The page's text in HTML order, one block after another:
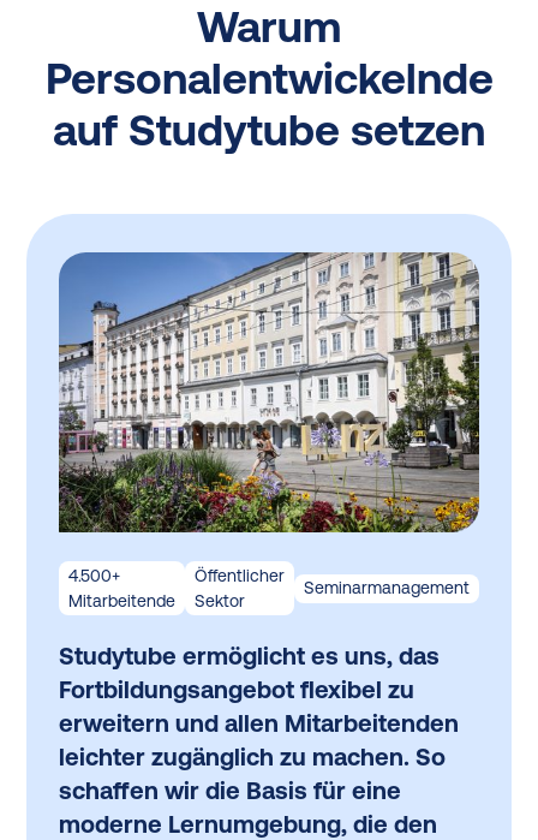
Warum
Personalentwickelnde
auf Studytube setzen
4.500+
Mitarbeitende
Öffentlicher
Sektor
Seminarmanagement
Studytube ermöglicht es uns, das
Fortbildungsangebot flexibel zu
erweitern und allen Mitarbeitenden
leichter zugänglich zu machen. So
schaffen wir die Basis für eine
moderne Lernumgebung, die den